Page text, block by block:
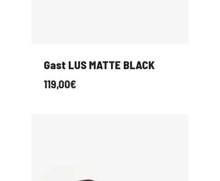
Gast LUS MATTE BLACK
119,00€